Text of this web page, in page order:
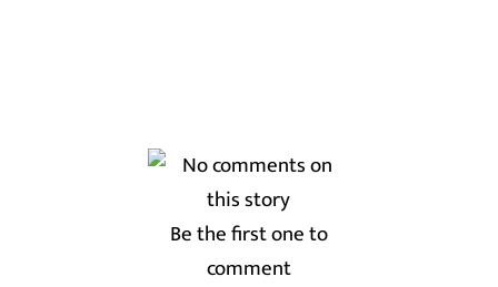
Be the first one to
comment